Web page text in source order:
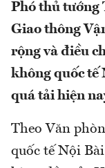
Phó thủ tướng
Giao thông
rộng và điều
không quốc tế
quá tải hiện
Theo Văn
quốc tế Nội